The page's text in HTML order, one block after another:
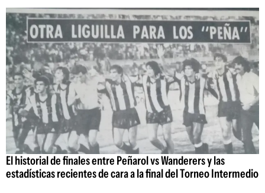
El historial de finales entre Peñarol vs Wanderers y las
estadísticas recientes de cara a la final del Torneo Intermedio